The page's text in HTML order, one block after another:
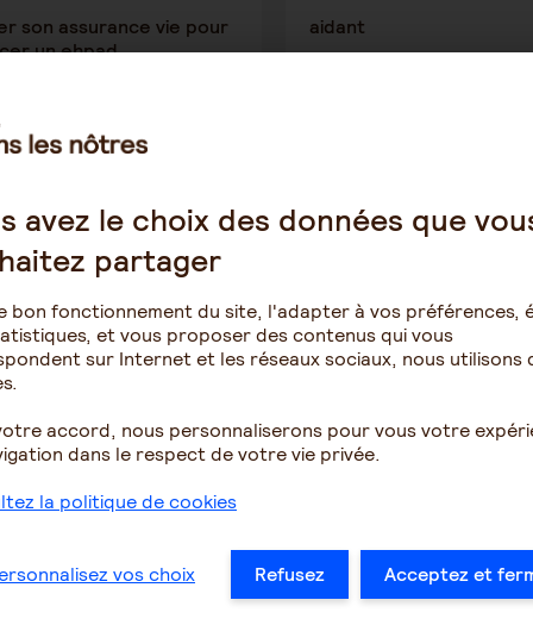
son assurance vie pour
un ehpad
1334
aidant
MARRON
18 janvier 2020 1:54
peuvent avoir une
sur votre personne
1257
impossible de les
dois je faire ?
1
… 48 49 50
avez le choix des données que
partager
bon fonctionnement du site, l'adapter à vos préférences,
et vous proposer des contenus qui vous
sur Internet et les réseaux sociaux, nous utilisons
accord, nous personnaliserons pour vous votre
dans le respect de votre vie privée.
la politique de cookies
vos choix Refusez Acceptez et